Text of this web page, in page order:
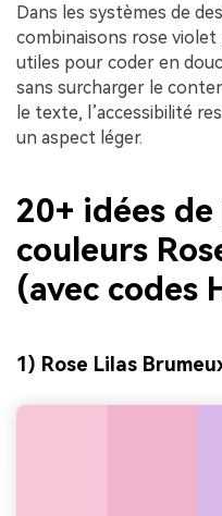
Dans les systèmes de
combinaisons rose
utiles pour coder en
sans surcharger le
le texte, l’accessibilité
un aspect léger.
20+ idées
couleurs
(avec codes
1) Rose Lilas